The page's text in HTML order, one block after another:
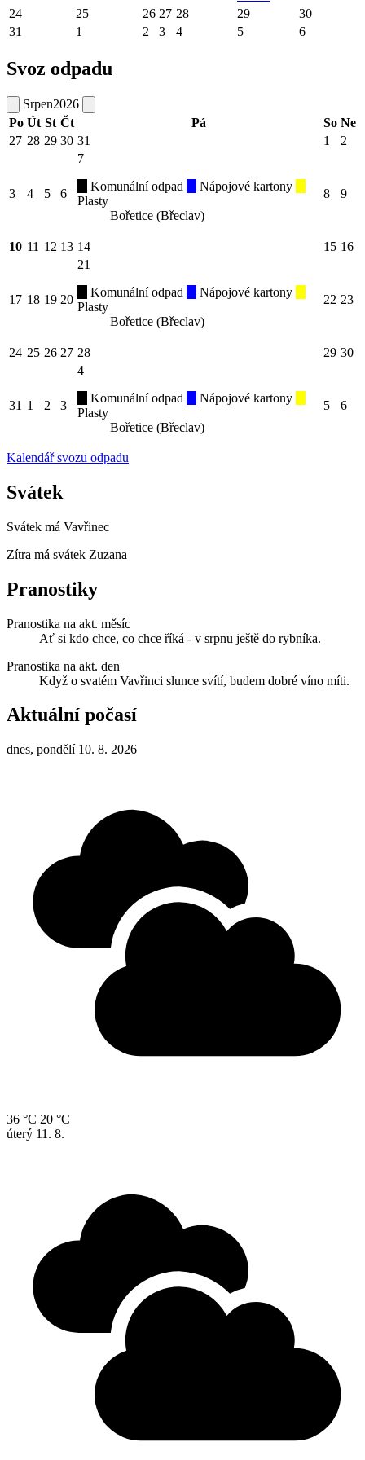
24 25 26 27 28 29
30
31
1 2 3 4 5 6
Svoz odpadu
Srpen2026
Po Út St Čt Pá So Ne
27 28 29 30 31 1 2
3 4 5 6
7
Komunální odpad
Nápojové kartony
Plasty
Bořetice (Břeclav)
8 9
10 11 12 13 14 15 16
17 18 19 20
21
Komunální odpad
Nápojové kartony
Plasty
Bořetice (Břeclav)
22 23
24 25 26 27 28 29 30
31 1 2 3
4
Komunální odpad
Nápojové kartony
Plasty
Bořetice (Břeclav)
5 6
Kalendář svozu odpadu
Svátek
Svátek má Vavřinec
Zítra má svátek Zuzana
Pranostiky
Pranostika na akt. měsíc
Ať si kdo chce, co chce říká - v srpnu ještě do rybníka.
Pranostika na akt. den
Když o svatém Vavřinci slunce svítí, budem dobré víno míti.
Aktuální počasí
dnes, pondělí 10. 8. 2026
36 °C 20 °C
úterý 11. 8.